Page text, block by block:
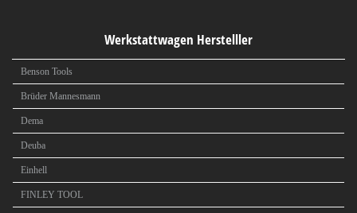
Werkstattwagen Herstelller
Benson Tools
Brüder Mannesmann
Dema
Deuba
Einhell
FINLEY TOOL